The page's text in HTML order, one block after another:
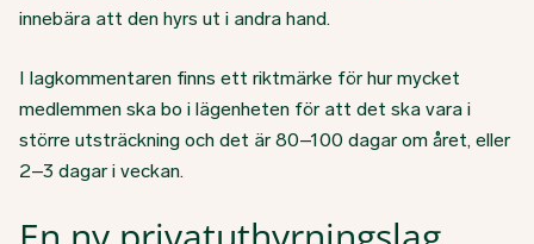
innebära att den hyrs ut i andra hand.
I lagkommentaren finns ett riktmärke för hur mycket
medlemmen ska bo i lägenheten för att det ska vara i
större utsträckning och det är 80–100 dagar om året, eller
2–3 dagar i veckan.